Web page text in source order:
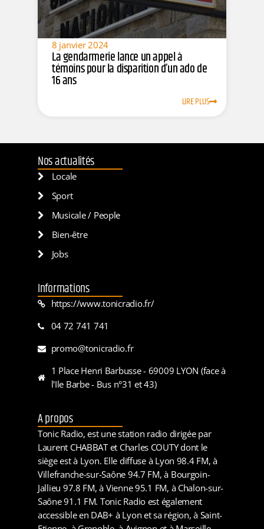
8 janvier 2024
La gendarmerie lance un appel à
témoins pour la disparition d’un ado de
16 ans
LIRE PLUS
Nos actualités
Locale
Sport
Musicale / People
Bien-être
Jobs
Informations
https://www.tonicradio.fr/
04 72 741 741
promo@tonicradio.fr
1 Place Henri Barbusse - 69009 LYON (face à
l'Ile Barbe - Bus n°31 et 43)
A propos
Tonic Radio, est une station radio dirigée par
Laurent CHABBAT et Charles COUTY dont le
siège est à Lyon. Elle diffuse à Lyon 98.4 FM, à
Villefranche-sur-Saône 94.7 FM, à Bourgoin-
Jallieu 97.8 FM, à Vienne 95.1 FM, à Chalon-sur-
Saône 91.1 FM. Tonic Radio est également
accessible en DAB+ à Lyon et sa région, à Saint-